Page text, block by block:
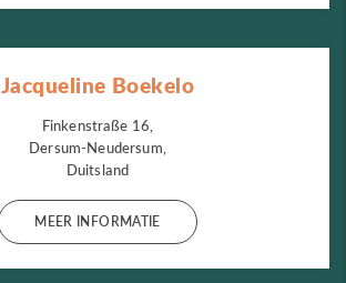
Jacqueline Boekelo
Finkenstraße 16,
Dersum-Neudersum,
Duitsland
MEER INFORMATIE